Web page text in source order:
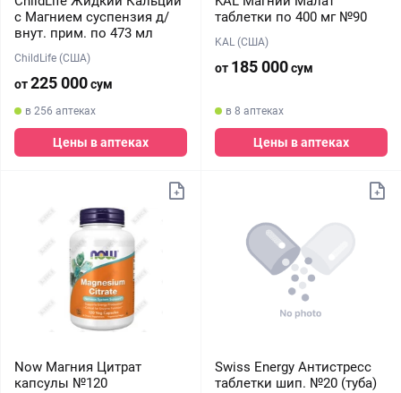
c Магнием суспензия д/
внут. прим. по 473 мл
ChildLife (США)
от225 000сум
в 256 аптеках
Цены в аптеках
таблетки по 400 мг №90
KAL (США)
от 185 000сум
в 8 аптеках
Цены в аптеках
Now Магния Цитрат
капсулы №120
Swiss Energy Антистресс
таблетки шип. №20 (туба)